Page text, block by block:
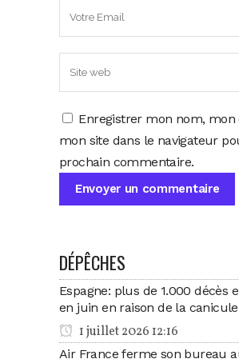
Enregistrer mon nom, mon
mon site dans le navigateur
prochain commentaire.
DÉPÊCHES
Espagne: plus de 1.000 décès
en juin en raison de la canicule
1 juillet 2026 12:16
Air France ferme son bureau